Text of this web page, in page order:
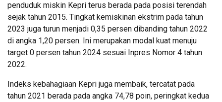
penduduk miskin Kepri terus berada pada posisi terendah
sejak tahun 2015. Tingkat kemiskinan ekstrim pada tahun
2023 juga turun menjadi 0,35 persen dibanding tahun 2022
di angka 1,20 persen. Ini merupakan modal kuat menuju
target 0 persen tahun 2024 sesuai Inpres Nomor 4 tahun
2022.
Indeks kebahagiaan Kepri juga membaik, tercatat pada
tahun 2021 berada pada angka 74,78 poin, peringkat kedua